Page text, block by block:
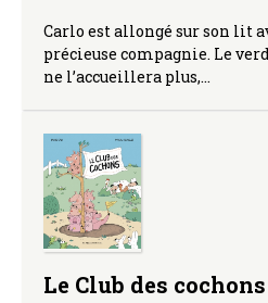
Carlo est allongé sur son lit
précieuse compagnie. Le
ne l’accueillera plus,…
Le Club des cochons